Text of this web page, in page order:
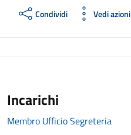
Condividi Vedi azioni
Incarichi
Membro Ufficio Segreteria